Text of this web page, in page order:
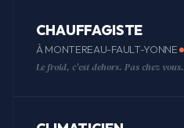
CHAUFFAGISTE
À MONTEREAU-FAULT-YONNE
Le froid, c'est dehors. Pas chez vous.